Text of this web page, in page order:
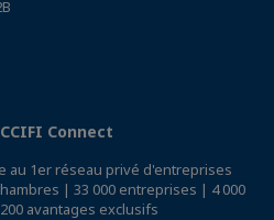
Connect
au 1er réseau privé d'entreprises
| 33 000 entreprises | 4 000
avantages exclusifs